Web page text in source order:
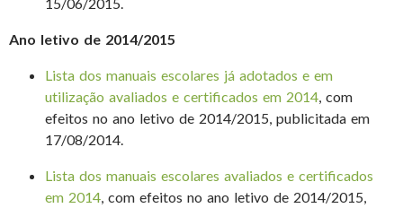
Ano letivo de 2014/2015
Lista dos manuais escolares já adotados e em
utilização avaliados e certificados em 2014, com
efeitos no ano letivo de 2014/2015, publicitada em
17/08/2014.
Lista dos manuais escolares avaliados e certificados
em 2014, com efeitos no ano letivo de 2014/2015,